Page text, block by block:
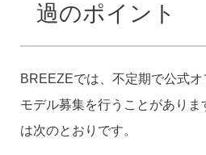
過のポイント
BREEZEでは、不定期で公式
モデル募集を行うことがあり
は次のとおりです。